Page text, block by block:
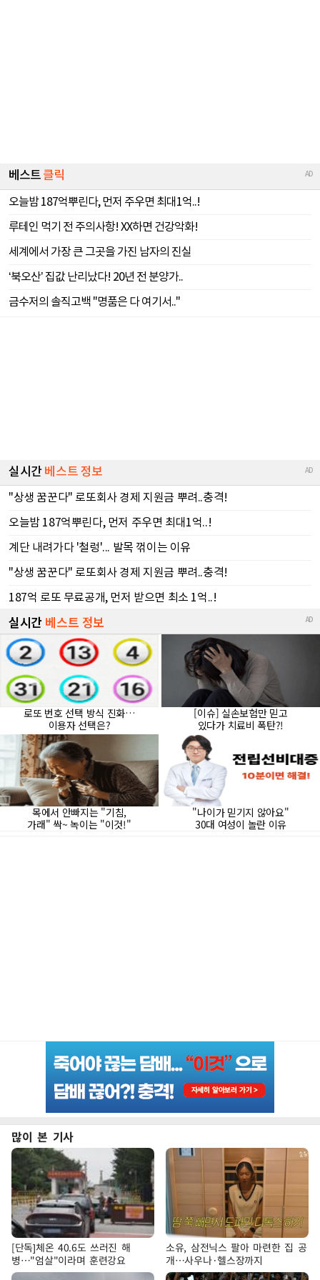
많이 본 기사
[단독]체온 40.6도 쓰러진 해
병…"엄살"이라며 훈련강요
소유, 삼전닉스 팔아 마련한 집 공
개…사우나·헬스장까지